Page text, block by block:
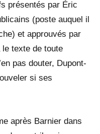
présentés par Éric
(poste auquel il
et approuvés par
le texte de toute
pas douter, Dupont-
si ses
après Barnier dans